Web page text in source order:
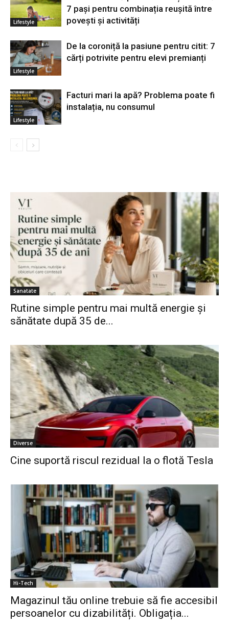
Lifestyle
7 pași pentru combinația reușită între
povești și activități
Lifestyle
De la coroniță la pasiune pentru citit: 7
cărți potrivite pentru elevi premianți
Lifestyle
Facturi mari la apă? Problema poate fi
instalația, nu consumul
Sanatate
Rutine simple pentru mai multă energie și
sănătate după 35 de...
Diverse
Cine suportă riscul rezidual la o flotă Tesla
Hi-Tech
Magazinul tău online trebuie să fie accesibil
persoanelor cu dizabilități. Obligația...